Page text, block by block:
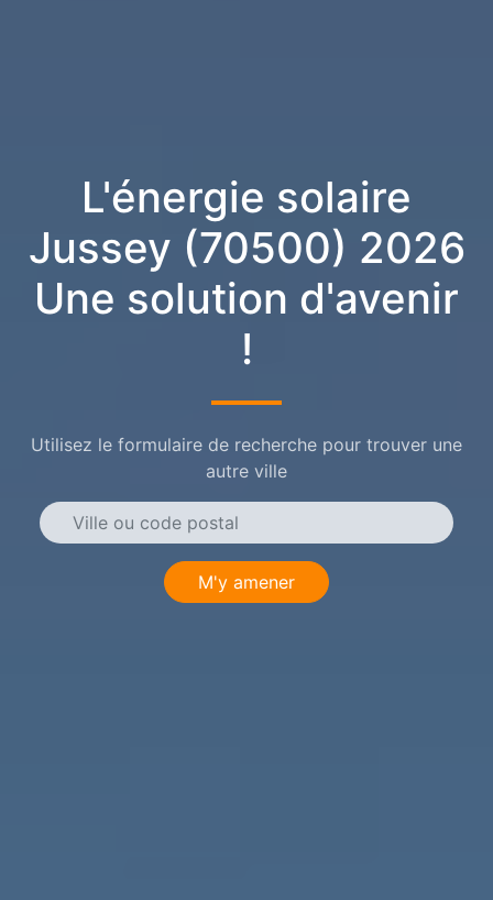
L'énergie solaire
Jussey (70500) 2026
Une solution d'avenir
!
Utilisez le formulaire de recherche pour trouver une
autre ville
M'y amener